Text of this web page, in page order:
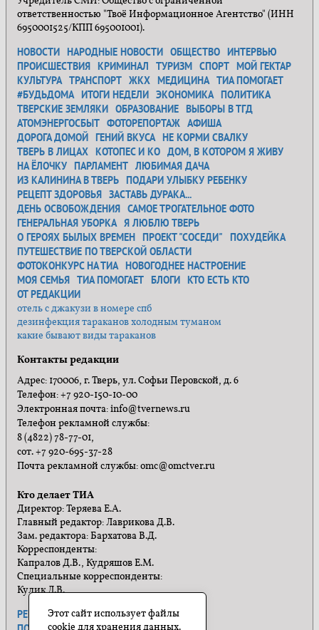
ответственностью "Твоё Информационное Агентство" (ИНН
6950001525/КПП 695001001).
НОВОСТИ НАРОДНЫЕ НОВОСТИ ОБЩЕСТВО ИНТЕРВЬЮ
ПРОИСШЕСТВИЯ КРИМИНАЛ ТУРИЗМ СПОРТ МОЙ ГЕКТАР
КУЛЬТУРА ТРАНСПОРТ ЖКХ МЕДИЦИНА ТИА ПОМОГАЕТ
#БУДЬДОМА ИТОГИ НЕДЕЛИ ЭКОНОМИКА ПОЛИТИКА
ТВЕРСКИЕ ЗЕМЛЯКИ ОБРАЗОВАНИЕ ВЫБОРЫ В ТГД
АТОМЭНЕРГОСБЫТ ФОТОРЕПОРТАЖ АФИША
ДОРОГА ДОМОЙ ГЕНИЙ ВКУСА НЕ КОРМИ СВАЛКУ
ТВЕРЬ В ЛИЦАХ КОТОПЕС И КО ДОМ, В КОТОРОМ Я ЖИВУ
НА ЁЛОЧКУ ПАРЛАМЕНТ ЛЮБИМАЯ ДАЧА
ИЗ КАЛИНИНА В ТВЕРЬ ПОДАРИ УЛЫБКУ РЕБЕНКУ
РЕЦЕПТ ЗДОРОВЬЯ ЗАСТАВЬ ДУРАКА...
ДЕНЬ ОСВОБОЖДЕНИЯ САМОЕ ТРОГАТЕЛЬНОЕ ФОТО
ГЕНЕРАЛЬНАЯ УБОРКА Я ЛЮБЛЮ ТВЕРЬ
О ГЕРОЯХ БЫЛЫХ ВРЕМЕН ПРОЕКТ "СОСЕДИ"
ПОХУДЕЙКА
ПУТЕШЕСТВИЕ ПО ТВЕРСКОЙ ОБЛАСТИ
ФОТОКОНКУРС НА ТИА НОВОГОДНЕЕ НАСТРОЕНИЕ
МОЯ СЕМЬЯ ТИА ПОМОГАЕТ БЛОГИ КТО ЕСТЬ КТО
ОТ РЕДАКЦИИ
отель с джакузи в номере спб
дезинфекция тараканов холодным туманом
какие бывают виды тараканов
Контакты редакции
Адрес: 170006, г. Тверь, ул. Софьи Перовской, д. 6
Телефон: +7 920-150-10-00
Электронная почта: info@tvernews.ru
Телефон рекламной службы:
8 (4822) 78-77-01,
сот. +7 920-695-37-28
Почта рекламной службы: omc@omctver.ru
Кто делает ТИА
Директор: Теряева Е.А.
Главный редактор: Лаврикова Д.В.
Зам. редактора: Бархатова В.Д.
Корреспонденты:
Капралов Д.В., Кудряшов Е.М.
Специальные корреспонденты:
Кулик Л.В.
РЕКЛАМА ПРАВИЛА САЙТА
Этот сайт использует файлы